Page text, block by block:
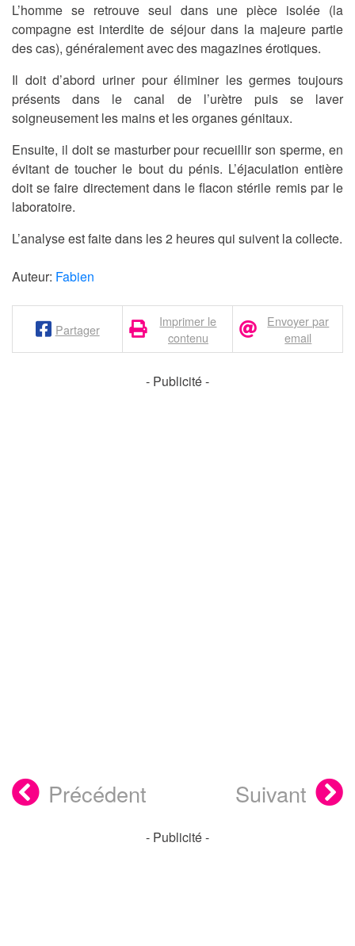
L’homme se retrouve seul dans une pièce isolée (la
compagne est interdite de séjour dans la majeure partie
des cas), généralement avec des magazines érotiques.
Il doit d’abord uriner pour éliminer les germes toujours
présents dans le canal de l’urètre puis se laver
soigneusement les mains et les organes génitaux.
Ensuite, il doit se masturber pour recueillir son sperme, en
évitant de toucher le bout du pénis. L’éjaculation entière
doit se faire directement dans le flacon stérile remis par le
laboratoire.
L’analyse est faite dans les 2 heures qui suivent la collecte.
Auteur: Fabien
Partager
Imprimer le
contenu
Envoyer par
email
- Publicité -
Précédent Suivant
- Publicité -